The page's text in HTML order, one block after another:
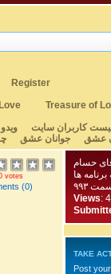
Register
Treasure of
کاربران سایت
عشق جوانان عشق
votes
(0)
ها
۹۹۳
Views:
TAKE
Post